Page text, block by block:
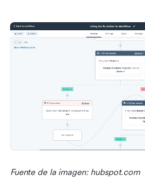
Fuente de la imagen: hubspot.com